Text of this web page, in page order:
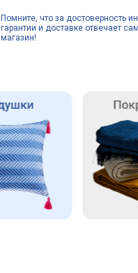
Помните, что за достоверность
гарантии и доставке отвечает
магазин!